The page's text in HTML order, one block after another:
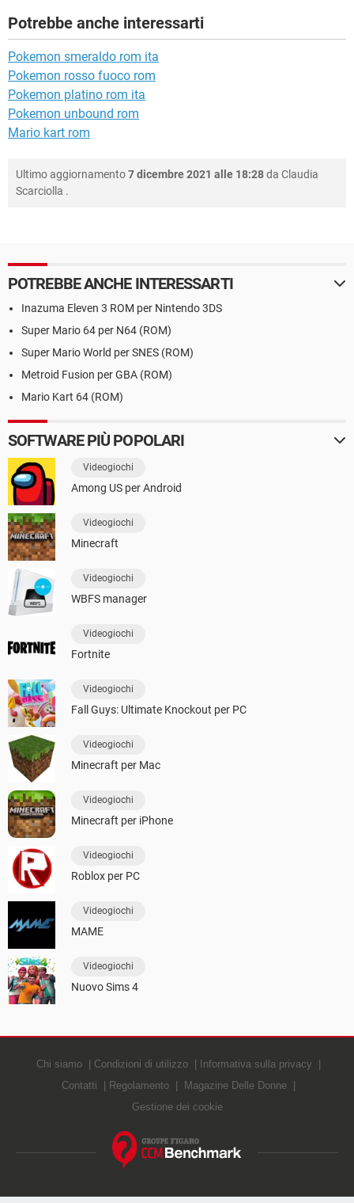
Potrebbe anche interessarti
Pokemon smeraldo rom ita
Pokemon rosso fuoco rom
Pokemon platino rom ita
Pokemon unbound rom
Mario kart rom
Ultimo aggiornamento7 dicembre 2021 alle 18:28da Claudia
Scarciolla .
POTREBBE ANCHE INTERESSARTI
Inazuma Eleven 3 ROM per Nintendo 3DS
Super Mario 64 per N64 (ROM)
Super Mario World per SNES (ROM)
Metroid Fusion per GBA (ROM)
Mario Kart 64 (ROM)
SOFTWARE PIÙ POPOLARI
Videogiochi
Among US per Android
Videogiochi
Minecraft
Videogiochi
WBFS manager
Videogiochi
Fortnite
Videogiochi
Fall Guys: Ultimate Knockout per PC
Videogiochi
Minecraft per Mac
Videogiochi
Minecraft per iPhone
Videogiochi
Roblox per PC
Videogiochi
MAME
Videogiochi
Nuovo Sims 4
Chi siamo Condizioni di utilizzo
Informativa sulla privacy
Contatti
Regolamento
Magazine Delle Donne
Gestione dei cookie